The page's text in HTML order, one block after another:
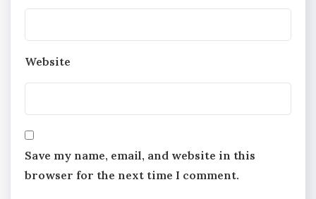
Website
Save my name, email, and website in this
browser for the next time I comment.